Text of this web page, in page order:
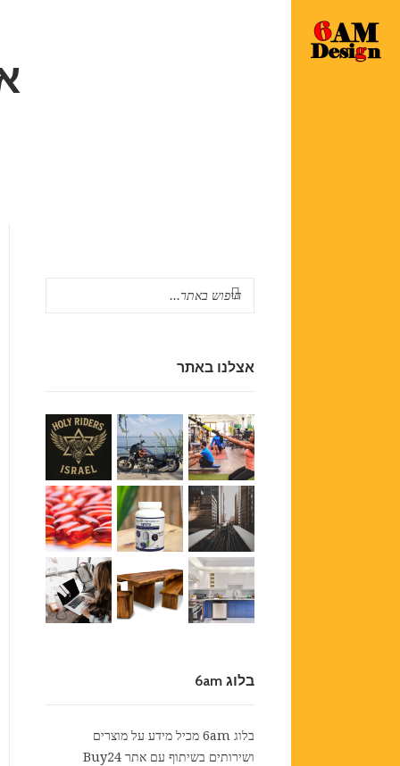
אצלנו באתר
בלוג 6am
בלוג 6am מכיל מידע על מוצרים
ושירותים בשיתוף עם אתר Buy24